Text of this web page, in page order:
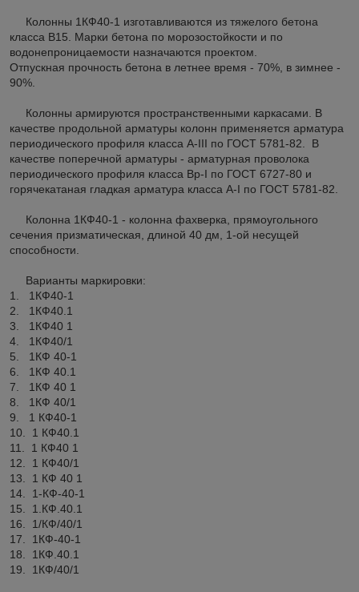
Колонны 1КФ40-1 изготавливаются из тяжелого бетона
класса В15. Марки бетона по морозостойкости и по
водонепроницаемости назначаются проектом.
Отпускная прочность бетона в летнее время - 70%, в зимнее -
90%.
Колонны армируются пространственными каркасами. В
качестве продольной арматуры колонн применяется арматура
периодического профиля класса A-III по ГОСТ 5781-82. В
качестве поперечной арматуры - арматурная проволока
периодического профиля класса Вр-I по ГОСТ 6727-80 и
горячекатаная гладкая арматура класса A-I по ГОСТ 5781-82.
Колонна 1КФ40-1 - колонна фахверка, прямоугольного
сечения призматическая, длиной 40 дм, 1-ой несущей
способности.
Варианты маркировки:
1. 1КФ40-1
2. 1КФ40.1
3. 1КФ40 1
4. 1КФ40/1
5. 1КФ 40-1
6. 1КФ 40.1
7. 1КФ 40 1
8. 1КФ 40/1
9. 1 КФ40-1
10. 1 КФ40.1
11. 1 КФ40 1
12. 1 КФ40/1
13. 1 КФ 40 1
14. 1-КФ-40-1
15. 1.КФ.40.1
16. 1/КФ/40/1
17. 1КФ-40-1
18. 1КФ.40.1
19. 1КФ/40/1